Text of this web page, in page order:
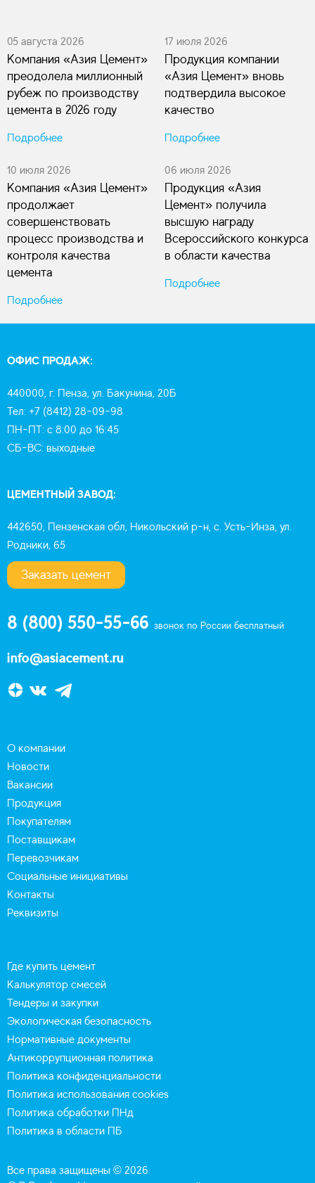
05 августа 2026
Компания «Азия Цемент»
преодолела миллионный
рубеж по производству
цемента в 2026 году
Подробнее
17 июля 2026
Продукция компании
«Азия Цемент» вновь
подтвердила высокое
качество
Подробнее
10 июля 2026
Компания «Азия Цемент»
продолжает
совершенствовать
процесс производства и
контроля качества
цемента
Подробнее
06 июля 2026
Продукция «Азия
Цемент» получила
высшую награду
Всероссийского конкурса
в области качества
Подробнее
ОФИС ПРОДАЖ:
440000, г. Пенза, ул. Бакунина, 20Б
Тел: +7 (8412) 28-09-98
ПН-ПТ: с 8:00 до 16:45
СБ-ВС: выходные
ЦЕМЕНТНЫЙ ЗАВОД:
442650, Пензенская обл, Никольский р-н, с. Усть-Инза, ул.
Родники, 65
Заказать цемент
8 (800) 550-55-66 звонок по России бесплатный
info@asiacement.ru
О компании
Новости
Вакансии
Продукция
Покупателям
Поставщикам
Перевозчикам
Социальные инициативы
Контакты
Реквизиты
Где купить цемент
Калькулятор смесей
Тендеры и закупки
Экологическая безопасность
Нормативные документы
Антикоррупционная политика
Политика конфиденциальности
Политика использования cookies
Политика обработки ПНд
Политика в области ПБ
Все права защищены © 2026